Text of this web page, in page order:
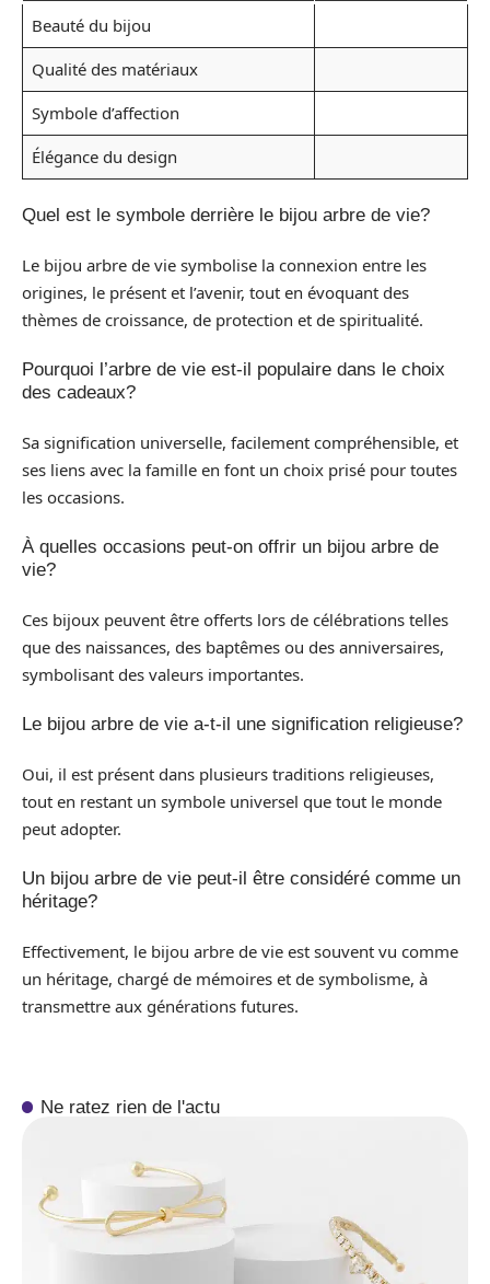
Beauté du bijou
Qualité des matériaux
Symbole d’affection
Élégance du design
Quel est le symbole derrière le bijou arbre de vie?
Le bijou arbre de vie symbolise la connexion entre les
origines, le présent et l’avenir, tout en évoquant des
thèmes de croissance, de protection et de spiritualité.
Pourquoi l’arbre de vie est-il populaire dans le choix
des cadeaux?
Sa signification universelle, facilement compréhensible, et
ses liens avec la famille en font un choix prisé pour toutes
les occasions.
À quelles occasions peut-on offrir un bijou arbre de
vie?
Ces bijoux peuvent être offerts lors de célébrations telles
que des naissances, des baptêmes ou des anniversaires,
symbolisant des valeurs importantes.
Le bijou arbre de vie a-t-il une signification religieuse?
Oui, il est présent dans plusieurs traditions religieuses,
tout en restant un symbole universel que tout le monde
peut adopter.
Un bijou arbre de vie peut-il être considéré comme un
héritage?
Effectivement, le bijou arbre de vie est souvent vu comme
un héritage, chargé de mémoires et de symbolisme, à
transmettre aux générations futures.
Ne ratez rien de l'actu